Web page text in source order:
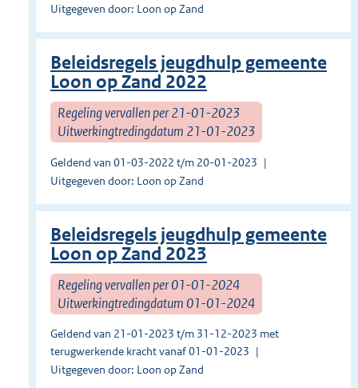
Uitgegeven door: Loon op Zand
Beleidsregels jeugdhulp gemeente
Loon op Zand 2022
Regeling vervallen per 21-01-2023
Uitwerkingtredingdatum 21-01-2023
Geldend van 01-03-2022 t/m 20-01-2023
Uitgegeven door: Loon op Zand
Beleidsregels jeugdhulp gemeente
Loon op Zand 2023
Regeling vervallen per 01-01-2024
Uitwerkingtredingdatum 01-01-2024
Geldend van 21-01-2023 t/m 31-12-2023 met
terugwerkende kracht vanaf 01-01-2023
Uitgegeven door: Loon op Zand